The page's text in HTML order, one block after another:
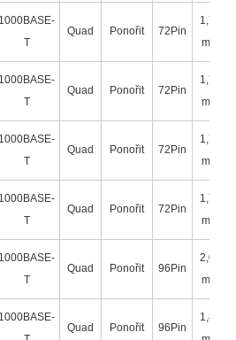
1000BASE-
T
Quad Ponořit 72Pin
1,78
mm
1000BASE-
T
Quad Ponořit 72Pin
1,78
mm
1000BASE-
T
Quad Ponořit 72Pin
1,78
mm
1000BASE-
T
Quad Ponořit 72Pin
1,78
mm
1000BASE-
T
Quad Ponořit 96Pin
2,00
mm
1000BASE-
Quad Ponořit 96Pin
1,80